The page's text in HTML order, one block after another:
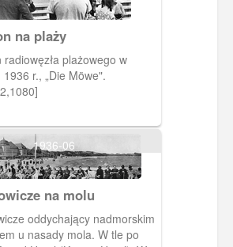
na plaży
radiowęzła plażowego w
1936 r., „Die Möwe".
1936-06
na molu
oddychający nadmorskim
u nasady mola. W tle po